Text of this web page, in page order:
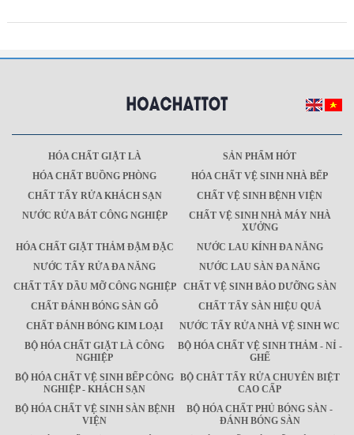
HÓA CHẤT GIẶT LÀ
SẢN PHẨM HÓT
HÓA CHẤT BUỒNG PHÒNG
HÓA CHẤT VỆ SINH NHÀ BẾP
CHẤT TẨY RỬA KHÁCH SẠN
CHẤT VỆ SINH BỆNH VIỆN
NƯỚC RỬA BÁT CÔNG NGHIỆP
CHẤT VỆ SINH NHÀ MÁY NHÀ
XƯỞNG
HÓA CHẤT GIẶT THẢM ĐẬM ĐẶC
NƯỚC LAU KÍNH ĐA NĂNG
NƯỚC TẨY RỬA ĐA NĂNG
NƯỚC LAU SÀN ĐA NĂNG
CHẤT TẨY DẦU MỠ CÔNG NGHIỆP
CHẤT VỆ SINH BẢO DƯỠNG SÀN
CHẤT ĐÁNH BÓNG SÀN GỖ
CHẤT TẨY SÀN HIỆU QUẢ
CHẤT ĐÁNH BÓNG KIM LOẠI
NƯỚC TẨY RỬA NHÀ VỆ SINH WC
BỘ HÓA CHẤT GIẶT LÀ CÔNG
NGHIỆP
BỘ HÓA CHẤT VỆ SINH THẢM - NỈ -
GHẾ
BỘ HÓA CHẤT VỆ SINH BẾP CÔNG
NGHIỆP - KHÁCH SẠN
BỘ CHÂT TẨY RỬA CHUYÊN BIỆT
CAO CẤP
BỘ HÓA CHẤT VỆ SINH SÀN BỆNH
VIỆN
BỘ HÓA CHẤT PHỦ BÓNG SÀN -
ĐÁNH BÓNG SÀN